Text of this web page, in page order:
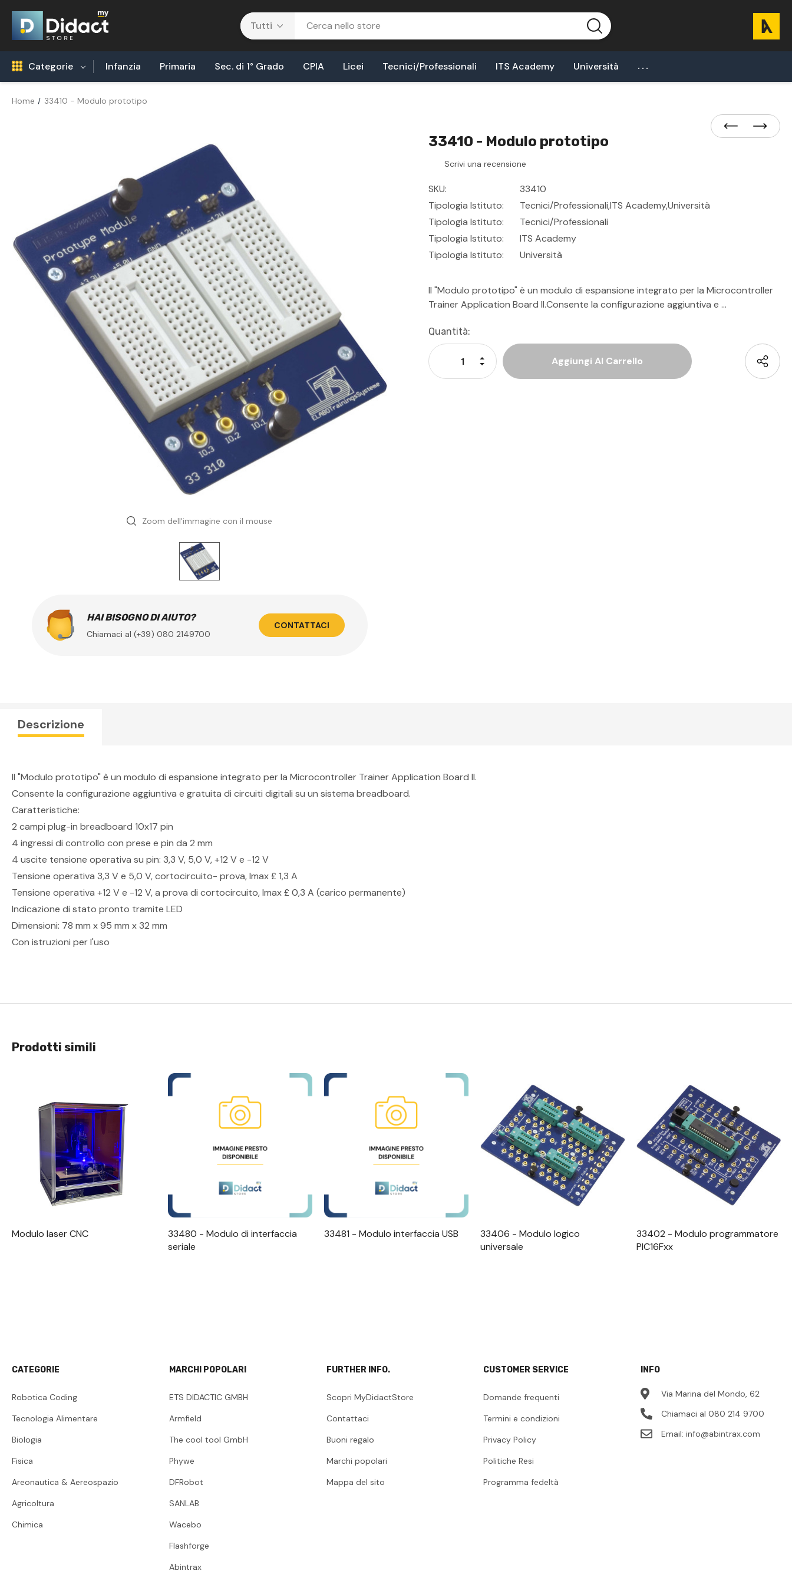
Categorie
Areonautica & Aereospazio
Agricoltura
Chimica
Ingegneria Civile
Ambientale
Geoscienza
Infanzia Primaria Sec. di 1° Grado CPIA Licei Tecnici/Professionali ITS Academy Università ...
Home 33410 - Modulo prototipo
Zoom dell'immagine con il mouse
HAI BISOGNO DI AIUTO?
Chiamaci al (+39) 080 2149700
CONTATTACI
33410 - Modulo prototipo
Scrivi una recensione
SKU:
33410
Tipologia Istituto:
Tecnici/professionali,ITS Academy,Università
Tipologia Istituto:
Tecnici/Professionali
Tipologia Istituto:
ITS Academy
Tipologia Istituto:
Università
Il "Modulo prototipo" è un modulo di espansione integrato per la Microcontroller
Trainer Application Board II.Consente la configurazione aggiuntiva e …
Disponibilità
Attuale:
Quantità:
Diminuisci La Quantità Di Undefined
Aumenta La Quantità Di Undefined
Descrizione
Il "Modulo prototipo" è un modulo di espansione integrato per la Microcontroller Trainer Application Board II.
Consente la configurazione aggiuntiva e gratuita di circuiti digitali su un sistema breadboard.
Caratteristiche:
2 campi plug-in breadboard 10x17 pin
4 ingressi di controllo con prese e pin da 2 mm
4 uscite tensione operativa su pin: 3,3 V, 5,0 V, +12 V e -12 V
Tensione operativa 3,3 V e 5,0 V, cortocircuito- prova, Imax £ 1,3 A
Tensione operativa +12 V e -12 V, a prova di cortocircuito, Imax £ 0,3 A (carico permanente)
Indicazione di stato pronto tramite LED
Dimensioni: 78 mm x 95 mm x 32 mm
Con istruzioni per l'uso
Prodotti simili
Visualizzazione Rapida
Modulo laser CNC
33480 - Modulo di interfaccia
seriale
33481 - Modulo interfaccia USB
Visualizzazione Rapida
33406 - Modulo logico
universale
Visualizzazione Rapida
33402 - Modulo programmatore
PIC16Fxx
CATEGORIE
Robotica Coding
Tecnologia Alimentare
Biologia
Fisica
Areonautica & Aereospazio
Agricoltura
Chimica
MARCHI POPOLARI
ETS DIDACTIC GMBH
Armfield
The cool tool GmbH
Phywe
DFRobot
SANLAB
Wacebo
Flashforge
Abintrax
FURTHER INFO.
Scopri MyDidactStore
Contattaci
Buoni regalo
Marchi popolari
Mappa del sito
CUSTOMER SERVICE
Domande frequenti
Termini e condizioni
Privacy Policy
Politiche Resi
Programma fedeltà
INFO
Via Marina del Mondo, 62
Chiamaci al 080 214 9700
Email:info@abintrax.com